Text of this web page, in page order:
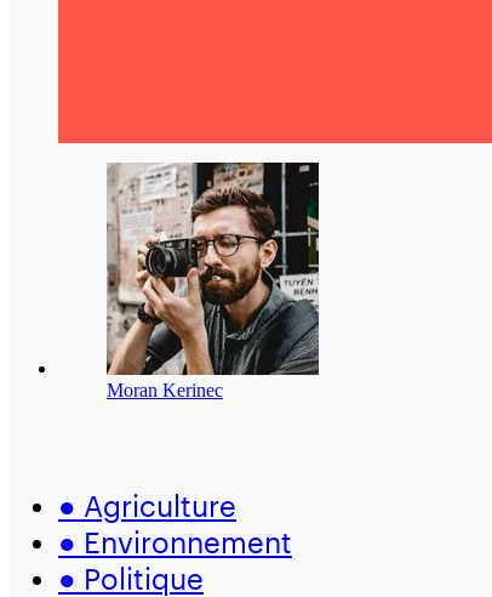
Moran Kerinec
● Agriculture
● Environnement
● Politique